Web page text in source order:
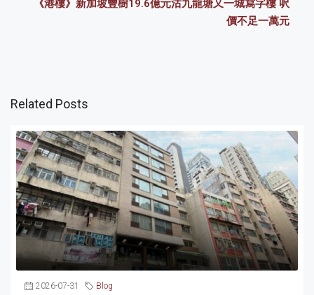
《港樓》新加坡豐樹19.6億元沽九龍塘又一城寫字樓 呎
價不足一萬元
Related Posts
2026-07-31 Blog